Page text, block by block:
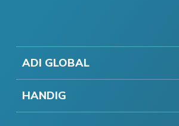
ADI GLOBAL
HANDIG